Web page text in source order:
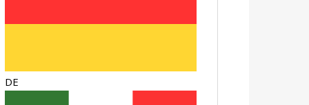
DE